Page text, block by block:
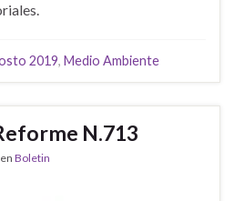
2019, Medio Ambiente
N.713
en Boletin